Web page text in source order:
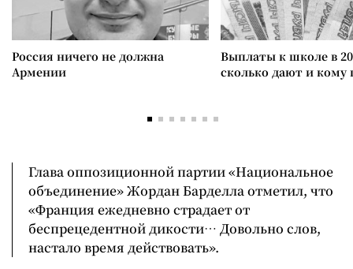
Россия ничего не должна
Армении
Выплаты к школе в
сколько дают и
Глава оппозиционной партии «Национальное
объединение» Жордан Барделла отметил, что
«Франция ежедневно страдает от
беспрецедентной дикости… Довольно слов,
настало время действовать».